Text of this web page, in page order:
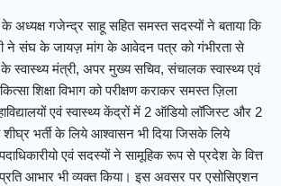
अध्यक्ष गजेन्द्र साहू सहित समस्त सदस्यों ने बताया कि
ने संघ के जायज़ मांग के आवेदन पत्र को गंभीरता से
के स्वास्थ्य मंत्री, अपर मुख्य सचिव, संचालक स्वास्थ्य एवं
शिक्षा विभाग को परीक्षण कराकर समस्त ज़िला
एवं स्वास्थ्य केंद्रों में 2 ऑडियो लॉजिस्ट और 2
भर्ती के लिये आश्वासन भी दिया जिसके लिये
एवं सदस्यों ने सामूहिक रूप से प्रदेश के वित्त
आभार भी व्यक्त किया। इस अवसर पर एसोसिएशन